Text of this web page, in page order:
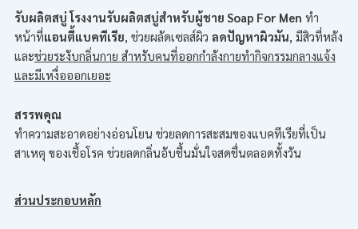
รับผลิตสบู่ โรงงานรับผลิตสบู่สำหรับผู้ชาย Soap For Men ทำ
หน้าที่แอนตี้แบคทีเรีย , ช่วยผลัดเซลส์ผิว ลดปัญหาผิวมัน , มีสิวที่หลัง
และช่วยระงับกลิ่นกาย สำหรับคนที่ออกกำลังกายทำกิจกรรมกลางแจ้ง
และมีเหงื่อออกเยอะ
สรรพคุณ
ทำความสะอาดอย่างอ่อนโยน ช่วยลดการสะสมของแบคทีเรียที่เป็น
สาเหตุ ของเชื้อโรค ช่วยลดกลิ่นอับชื้นมั่นใจสดชื่นตลอดทั้งวัน
ส่วนประกอบหลัก